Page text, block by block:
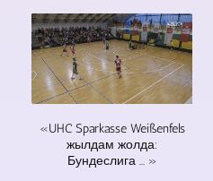
үнемдейді.
болады.
Бейнежазба
аудиториясыз
талқылаулар
болса,
азаяды.
суретті,
мәтінді
және
бейне
материалды
жасауды
және
біріктіруді
қамтиды.
ықшам
дискілерде
электрондық
құрамдас
бөліктер
ықтимал
осалдық
«UHC Sparkasse Weißenfels
жылдам жолда:
Бундеслига ... »